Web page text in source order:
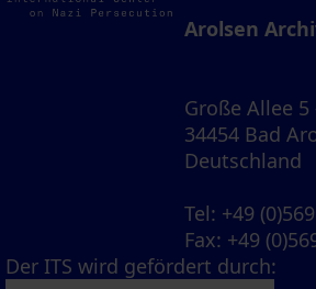
Arolsen
Große Allee 5
34454 Bad
Deutschland
Tel: +49
Fax: +49
Der ITS wird gefördert durch: